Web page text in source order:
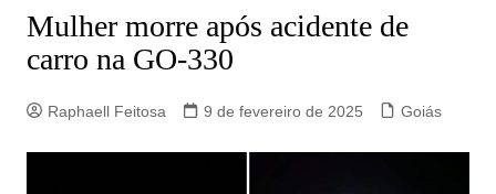
Mulher morre após acidente de
carro na GO-330
Raphaell Feitosa 9 de fevereiro de 2025 Goiás